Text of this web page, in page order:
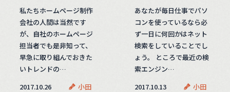
私たちホームページ制作
会社の人間は当然です
が、自社のホームページ
担当者でも是非知って、
早急に取り組んでおきた
いトレンドの…
2017.10.26
小田
あなたが毎日仕事でパソ
コンを使っているなら必
ず一日に何回かはネット
検索をしていることでし
ょう。 ところで最近の検
索エンジン…
2017.10.13
小田